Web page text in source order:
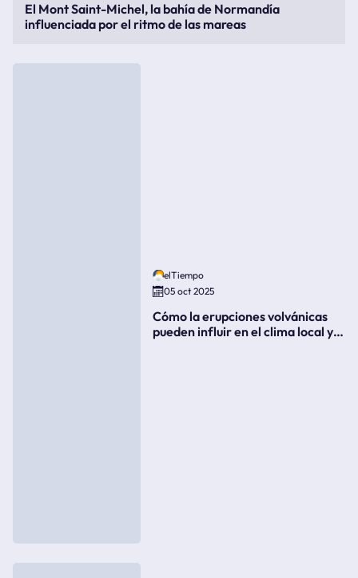
El Mont Saint-Michel, la bahía de Normandía
influenciada por el ritmo de las mareas
elTiempo
05 oct 2025
Cómo la erupciones volvánicas
pueden influir en el clima local y